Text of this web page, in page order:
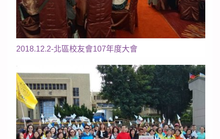
2018.12.2-北區校友會107年度大會